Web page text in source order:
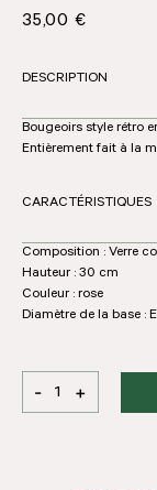
35,00 €
DESCRIPTION
Bougeoirs style rétro
Entièrement fait à la
CARACTÉRISTIQUES
Composition : Verre
Hauteur : 30 cm
Couleur : rose
Diamètre de la base :
-
quantité
+